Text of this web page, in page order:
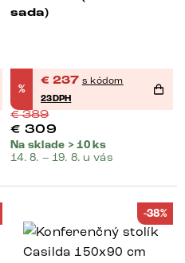
sada)
%
€ 237 s kódom
23DPH
€389
€ 309
Na sklade > 10 ks
14. 8. – 19. 8. u vás
-38%